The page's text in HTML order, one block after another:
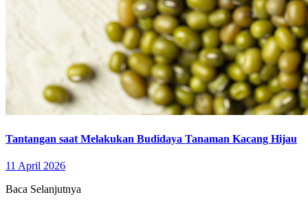
Tantangan saat Melakukan Budidaya Tanaman Kacang Hijau
11 April 2026
Baca Selanjutnya